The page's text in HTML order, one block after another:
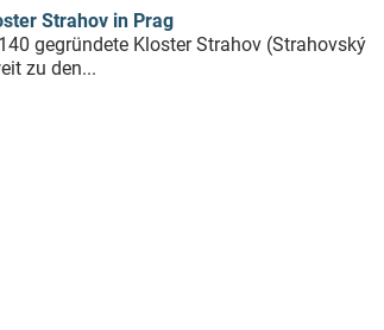
Strahov in Prag
gegründete Kloster Strahov (Strahovský
zu den...